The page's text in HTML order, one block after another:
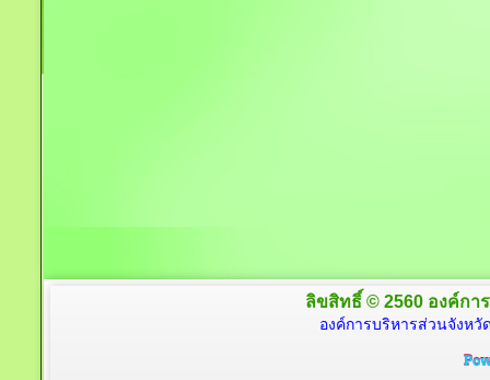
ลิขสิทธิ์ © 2560 องค์กา
องค์การบริหารส่วนจังหวั